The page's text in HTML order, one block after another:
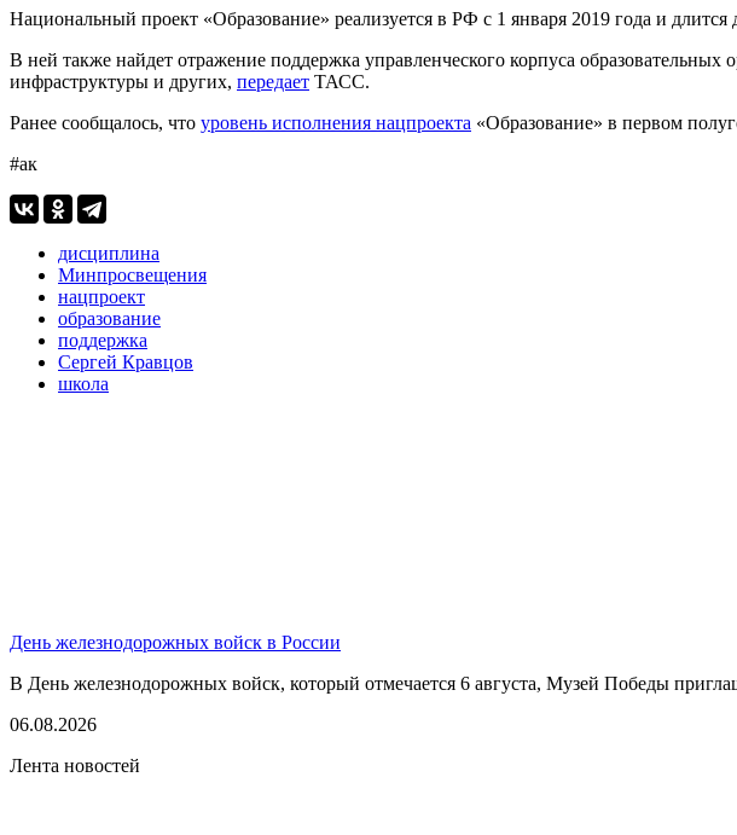
Национальный проект «Образование» реализуется в РФ с 1 января 2019 года и длится
В ней также найдет отражение поддержка управленческого корпуса
инфраструктуры и других, передает ТАСС.
Ранее сообщалось, что уровень исполнения нацпроекта «Образование» в первом
#ак
дисциплина
Минпросвещения
нацпроект
образование
поддержка
Сергей Кравцов
школа
День железнодорожных войск в России
В День железнодорожных войск, который отмечается 6 августа, Музей Победы
06.08.2026
Лента новостей